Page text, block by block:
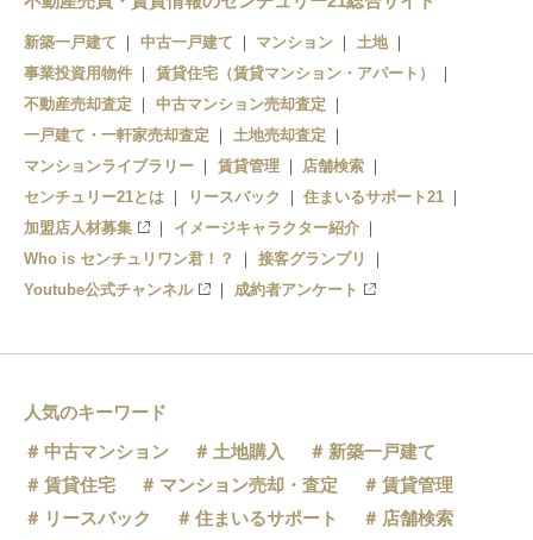
新築一戸建て 中古一戸建て マンション
土地
事業投資用物件
賃貸住宅（賃貸マンション・アパート）
不動産売却査定
中古マンション売却査定
一戸建て・一軒家売却査定
土地売却査定
マンションライブラリー
賃貸管理
店舗検索
センチュリー21とは
リースバック
住まいるサポート21
加盟店人材募集
イメージキャラクター紹介
Who is センチュリワン君！？
接客グランプリ
Youtube公式チャンネル
成約者アンケート
人気のキーワード
中古マンション
土地購入
新築一戸建て
賃貸住宅
マンション売却・査定
賃貸管理
リースバック
住まいるサポート
店舗検索